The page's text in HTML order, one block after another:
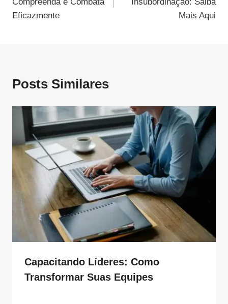
Post
Eficazmente
Mais Aqui
Posts Similares
Capacitando Líderes: Como
Transformar Suas Equipes